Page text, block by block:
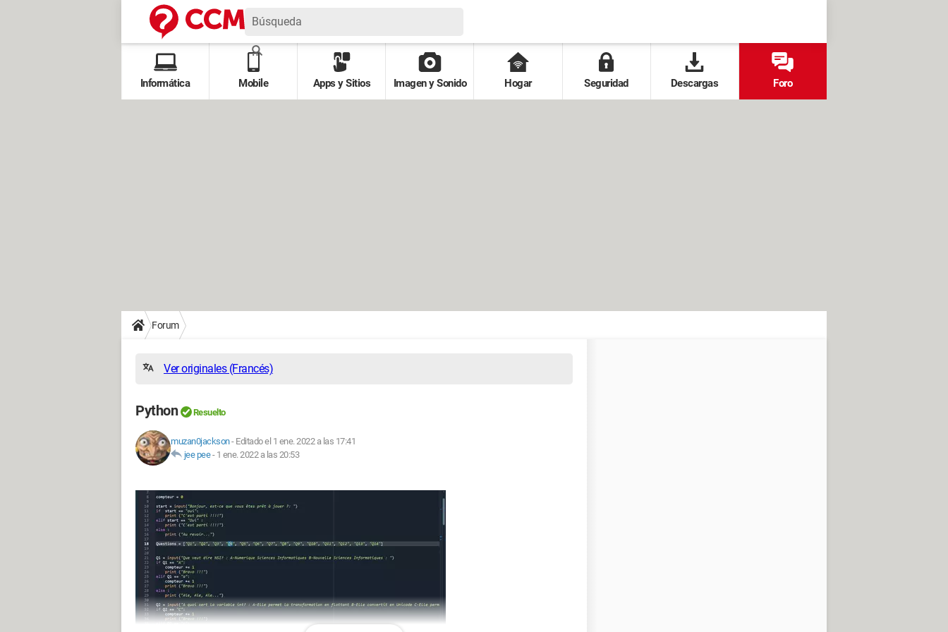
Informática Mobile Apps y Sitios Imagen y Sonido Hogar Seguridad Descargas Foro
Forum
Ver originales (Francés)
Python Resuelto
muzan0jackson- Editado el 1 ene. 2022 a las 17:41
jee pee- 1 ene. 2022 a las 20:53